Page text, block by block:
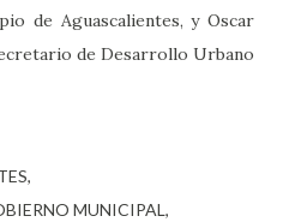
de Aguascalientes, y Oscar
de Desarrollo Urbano
MUNICIPAL